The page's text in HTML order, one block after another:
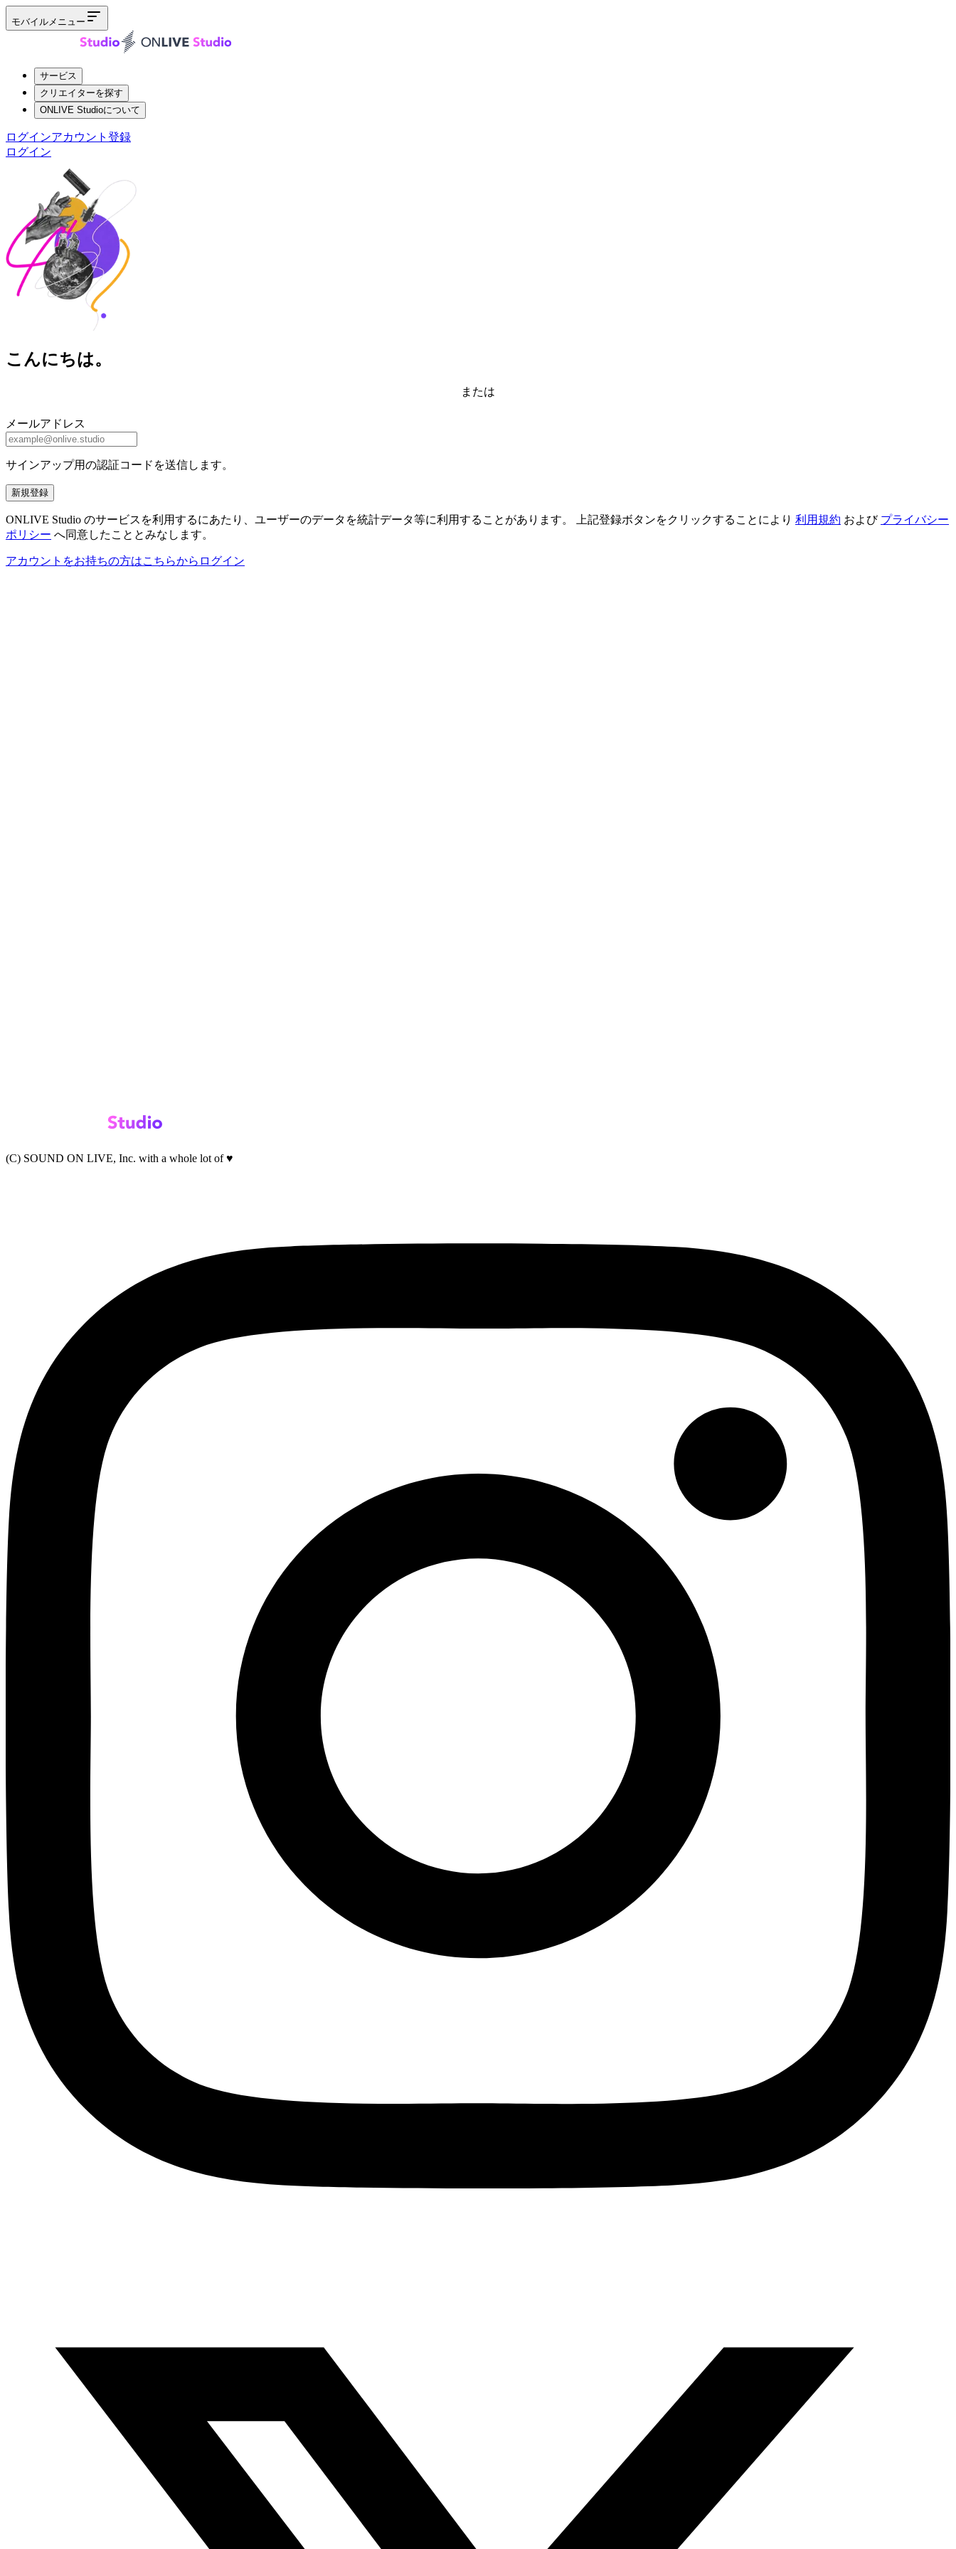
モバイルメニュー
サービス
クリエイターを探す
ONLIVE Studioについて
ログインアカウント登録
ログイン
こんにちは。
または
メールアドレス
サインアップ用の認証コードを送信します。
新規登録
ONLIVE Studio のサービスを利用するにあたり、ユーザーのデータを統計データ等に利用することがあります。 上記登録ボタンをクリックすることにより 利用規約 および プライバシー
ポリシー へ同意したこととみなします。
アカウントをお持ちの方はこちらからログイン
(C) SOUND ON LIVE, Inc. with a whole lot of ♥